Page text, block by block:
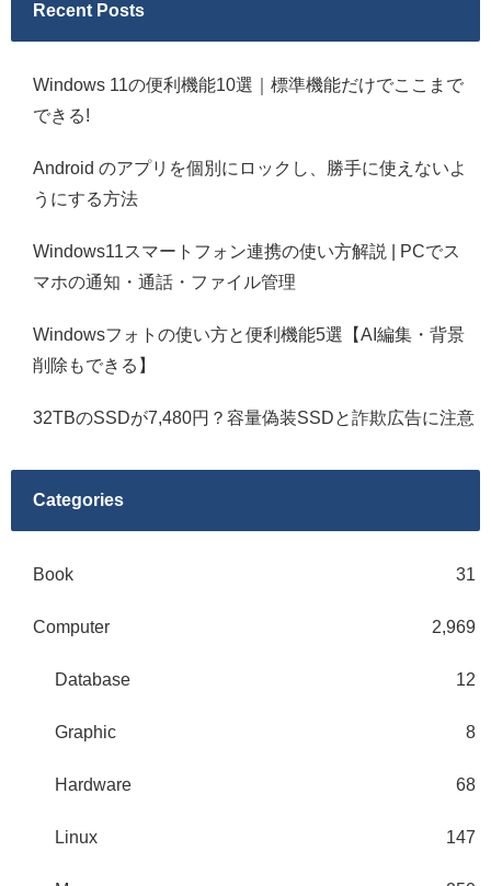
Recent Posts
Windows 11の便利機能10選｜標準機能だけでここまで
できる!
Android のアプリを個別にロックし、勝手に使えないよ
うにする方法
Windows11スマートフォン連携の使い方解説 | PCでス
マホの通知・通話・ファイル管理
Windowsフォトの使い方と便利機能5選【AI編集・背景
削除もできる】
32TBのSSDが7,480円？容量偽装SSDと詐欺広告に注意
Categories
Book 31
Computer 2,969
Database 12
Graphic 8
Hardware 68
Linux 147